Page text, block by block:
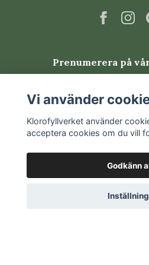
Scindapsus kan drabbas av
och bladlöss. Kontrollera
Vanliga frågor om
Scindapsus
Är Scindapsus
Ja. Silverranka är relativt
jord, indirekt ljus och får
Prenumerera på
Vi använder
Klorofyllverket använder
acceptera cookies om du vill
Godkänn